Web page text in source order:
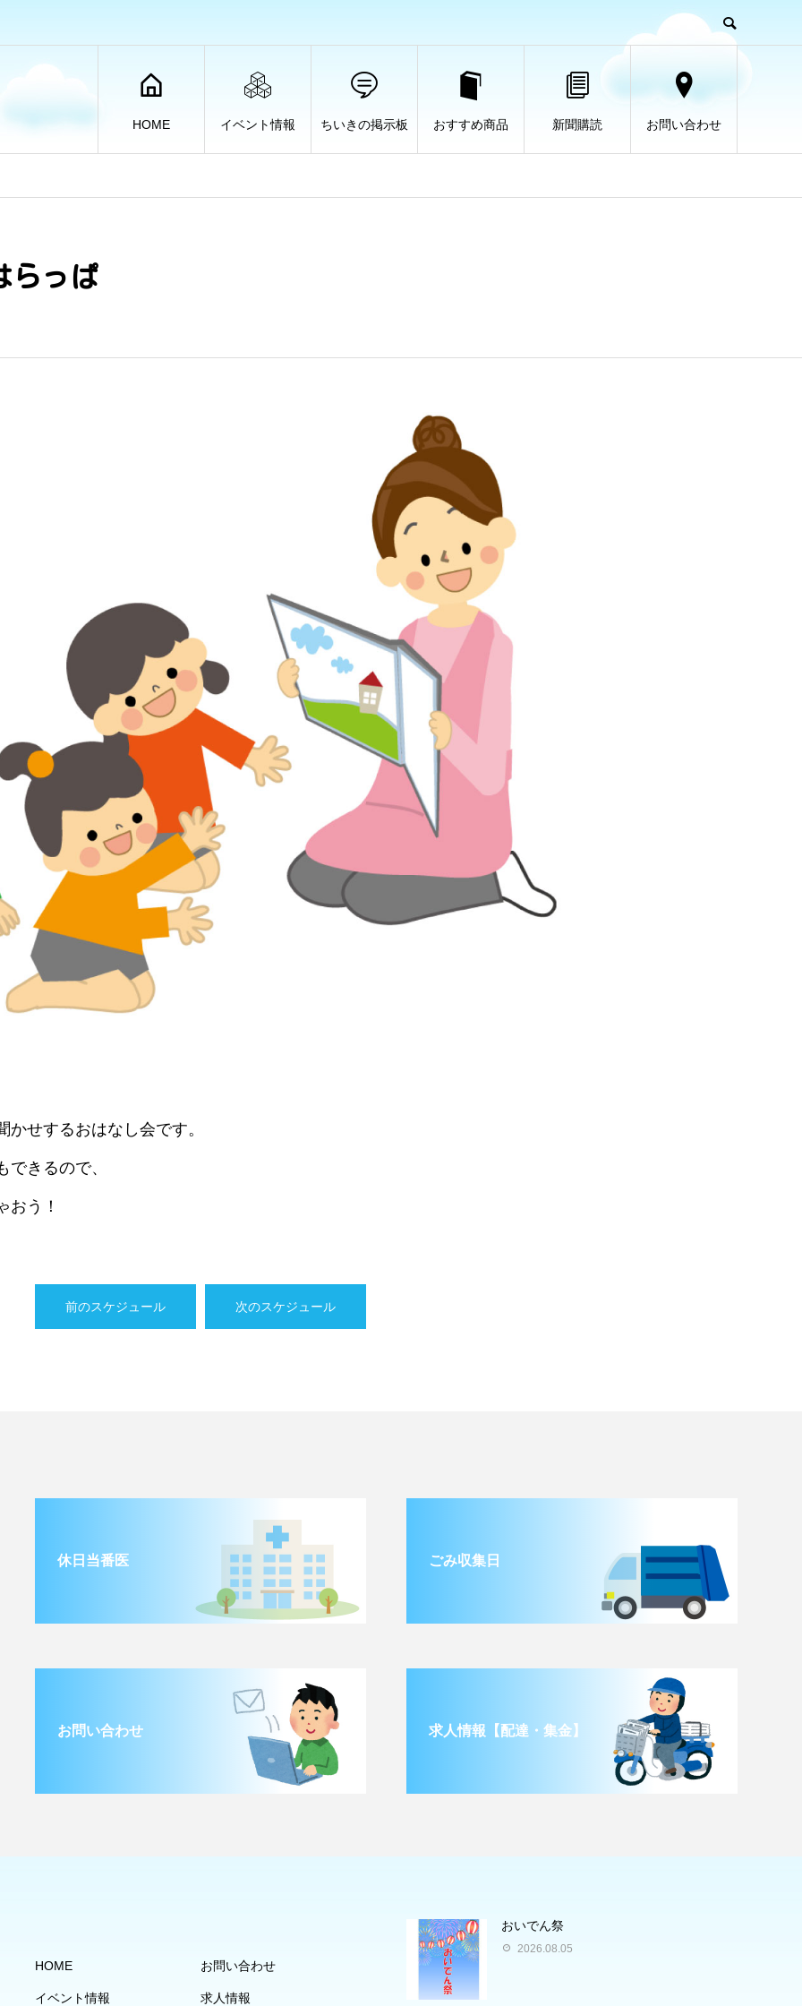
HOME イベント情報 ちいきの掲示板 おすすめ商品 新聞購読 お問い合わせ
らっぱ
せするおはなし会です。
きるので、
おう！
前のスケジュール 次のスケジュール
休日当番医 ごみ収集日
お問い合わせ 求人情報【配達・集金】
HOME
イベント情報
お問い合わせ
求人情報
おいでん祭
2026.08.05